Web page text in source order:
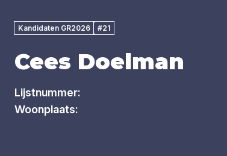
Kandidaten GR2026 #21
Cees Doelman
Lijstnummer:
Woonplaats: